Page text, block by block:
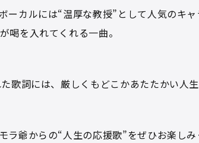
カルには“温厚な教授”として人気のキャ
喝を入れてくれる一曲。
詞には、厳しくもどこかあたたかい人
爺からの“人生の応援歌”をぜひお楽しみ